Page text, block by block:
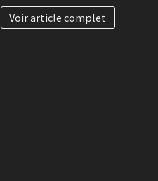
Voir article complet